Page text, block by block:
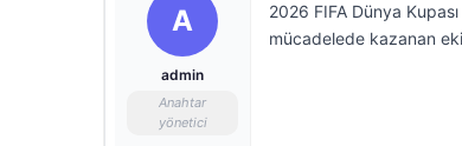
A
admin
Anahtar
yönetici
2026 FIFA Dünya
mücadelede kazanan